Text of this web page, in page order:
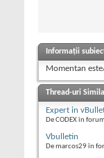
Informații
Momentan
Thread-uri
Expert in
De CODEX în
Vbulletin
De marcos29 în